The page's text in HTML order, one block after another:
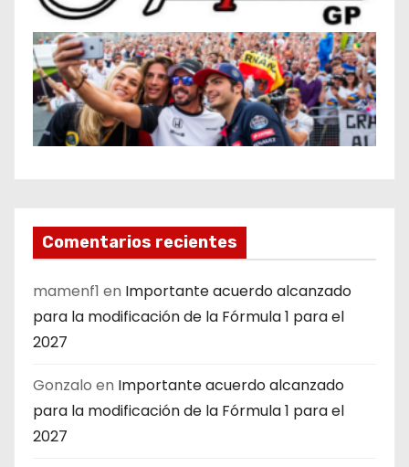
Comentarios recientes
mamenf1 en Importante acuerdo alcanzado
para la modificación de la Fórmula 1 para el
2027
Gonzalo en Importante acuerdo alcanzado
para la modificación de la Fórmula 1 para el
2027